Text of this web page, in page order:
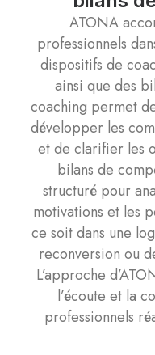
ATONA
professionnels
dispositifs de
ainsi que des
coaching permet
développer les
et de clarifier les
bilans de
structuré pour
motivations et les
ce soit dans une
reconversion ou
L’approche
l’écoute et la
professionnels